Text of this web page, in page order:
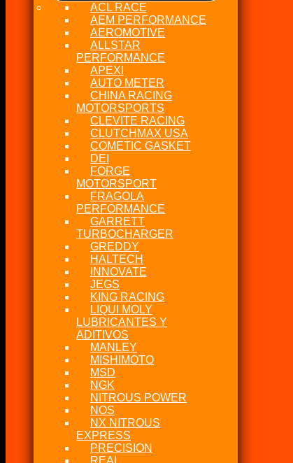
ACL RACE
AEM PERFORMANCE
AEROMOTIVE
ALLSTAR
PERFORMANCE
APEXI
AUTO METER
CHINA RACING
MOTORSPORTS
CLEVITE RACING
CLUTCHMAX USA
COMETIC GASKET
DEI
FORGE
MOTORSPORT
FRAGOLA
PERFORMANCE
GARRETT
TURBOCHARGER
GREDDY
HALTECH
INNOVATE
JEGS
KING RACING
LIQUI MOLY
LUBRICANTES Y
ADITIVOS
MANLEY
MISHIMOTO
MSD
NGK
NITROUS POWER
NOS
NX NITROUS
EXPRESS
PRECISION
REAL